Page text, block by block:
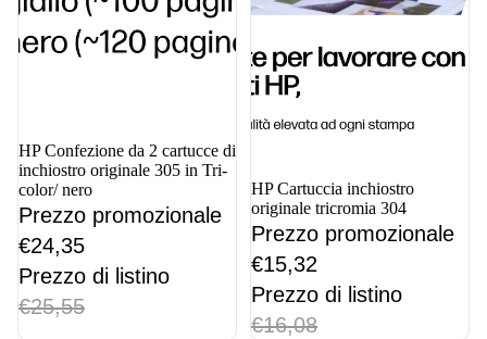
In offerta
HP Confezione da 2 cartucce di
inchiostro originale 305 in Tri-
color/ nero
Prezzo promozionale
€24,35
Prezzo di listino
€25,55
In offerta
HP Cartuccia inchiostro
originale tricromia 304
Prezzo promozionale
€15,32
Prezzo di listino
€16,08